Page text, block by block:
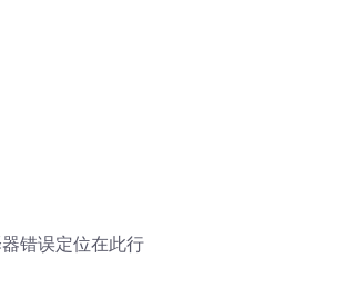
错误定位在此行